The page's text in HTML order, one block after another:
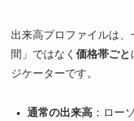
出来高プロファイルは
間」ではなく 価格帯ごと
ジケーターです。
通常の出来高：ロー